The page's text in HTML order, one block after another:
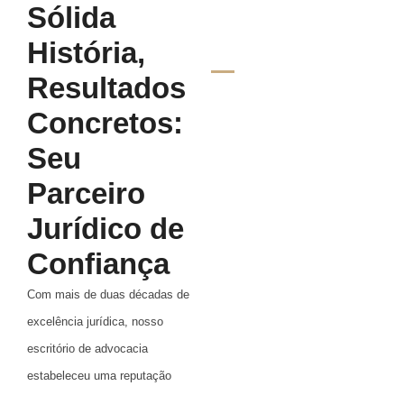
Sólida
História,
Resultados
Concretos:
Seu
Parceiro
Jurídico de
Confiança
Com mais de duas décadas de
excelência jurídica, nosso
escritório de advocacia
estabeleceu uma reputação